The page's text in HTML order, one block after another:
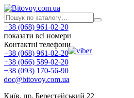
+38 (068) 961-02-20
показати всі номери
Контактні телефони
+38 (068) 961-02-20
+38 (066) 589-02-20
+38 (093) 170-56-90
doc@bitovoy.com.ua
Київ, пр. Берестейський 22